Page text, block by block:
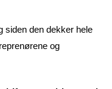
siden den dekker hele
og